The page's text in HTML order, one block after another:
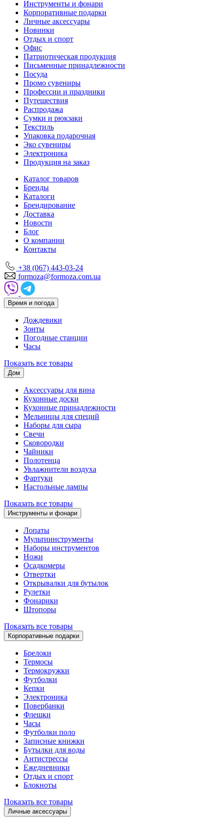
Инструменты и фонари
Корпоративные подарки
Личные аксессуары
Новинки
Отдых и спорт
Офис
Патриотическая продукция
Письменные принадлежности
Посуда
Промо сувениры
Профессии и праздники
Путешествия
Распродажа
Сумки и рюкзаки
Текстиль
Упаковка подарочная
Эко сувениры
Электроника
Продукция на заказ
Каталог товаров
Бренды
Каталоги
Брендирование
Доставка
Новости
Блог
О компании
Контакты
+38 (067) 443-03-24
formoza@formoza.com.ua
Время и погода
Дождевики
Зонты
Погодные станции
Часы
Показать все товары
Дом
Аксессуары для вина
Кухонные доски
Кухонные принадлежности
Мельницы для специй
Наборы для сыра
Свечи
Сковородки
Чайники
Полотенца
Увлажнители воздуха
Фартуки
Настольные лампы
Показать все товары
Инструменты и фонари
Лопаты
Мультиинструменты
Наборы инструментов
Ножи
Осадкомеры
Отвертки
Открывалки для бутылок
Рулетки
Фонарики
Штопоры
Показать все товары
Корпоративные подарки
Брелоки
Термосы
Термокружки
Футболки
Кепки
Электроника
Повербанки
Флешки
Часы
Футболки поло
Записные книжки
Бутылки для воды
Антистрессы
Ежедневники
Отдых и спорт
Блокноты
Показать все товары
Личные аксессуары